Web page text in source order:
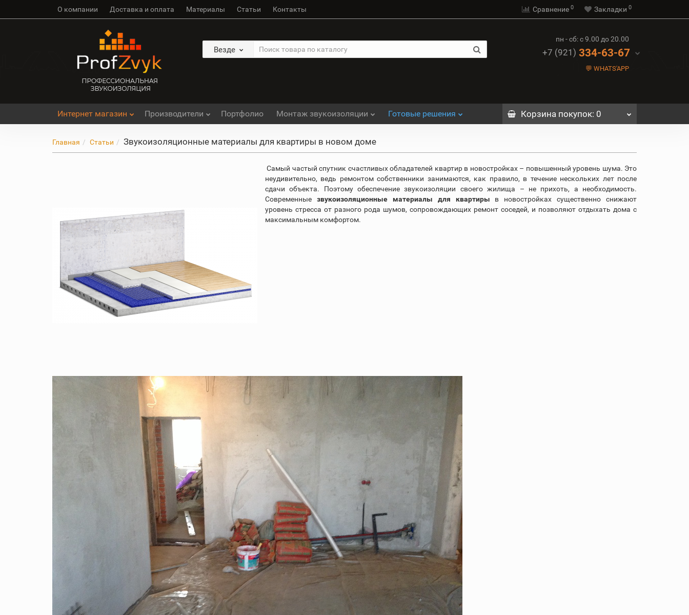
О компании Доставка и оплата Материалы Статьи Контакты Сравнение 0 Закладки 0
Везде
пн - сб: с 9.00 до 20.00
+7 (921) 334-63-67
💬 WHATS'APP
Интернет магазин Производители Портфолио Монтаж звукоизоляции Готовые решения Корзинапокупок: 0
Главная Статьи Звукоизоляционные материалы для квартиры в новом доме
Самый частый спутник счастливых обладателей квартир в новостройках – повышенный уровень шума. Это
неудивительно, ведь ремонтом собственники занимаются, как правило, в течение нескольких лет после
сдачи объекта. Поэтому обеспечение звукоизоляции своего жилища – не прихоть, а необходимость.
Современные звукоизоляционные материалы для квартиры в новостройках существенно снижают
уровень стресса от разного рода шумов, сопровождающих ремонт соседей, и позволяют отдыхать дома с
максимальным комфортом.